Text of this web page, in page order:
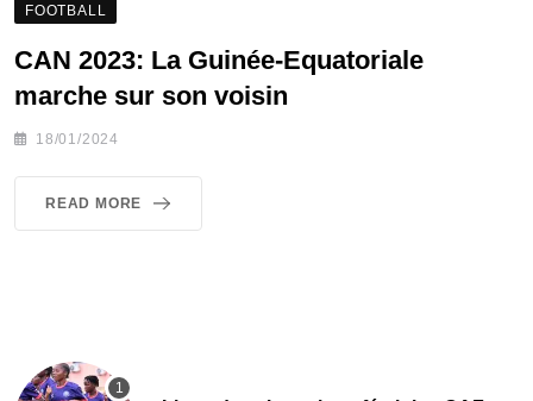
FOOTBALL
CAN 2023: La Guinée-Equatoriale
marche sur son voisin
18/01/2024
READ MORE